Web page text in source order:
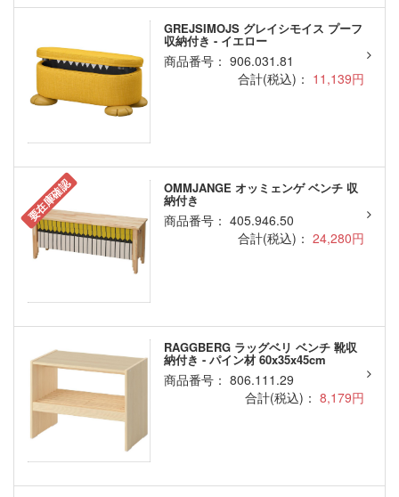
GREJSIMOJS グレイシモイス プーフ
収納付き - イエロー
商品番号： 906.031.81
合計(税込)： 11,139円
要在庫確認 OMMJANGE オッミェンゲ ベンチ 収
納付き
商品番号： 405.946.50
合計(税込)： 24,280円
RAGGBERG ラッグベリ ベンチ 靴収
納付き - パイン材 60x35x45cm
商品番号： 806.111.29
合計(税込)： 8,179円